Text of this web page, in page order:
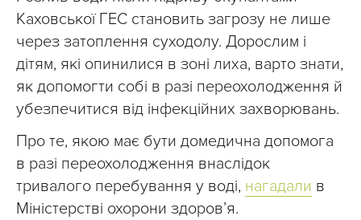
Каховської ГЕС становить загрозу не лише
через затоплення суходолу. Дорослим і
дітям, які опинилися в зоні лиха, варто знати,
як допомогти собі в разі переохолодження й
убезпечитися від інфекційних захворювань.
Про те, якою має бути домедична допомога
в разі переохолодження внаслідок
тривалого перебування у воді, нагадали в
Міністерстві охорони здоров’я.